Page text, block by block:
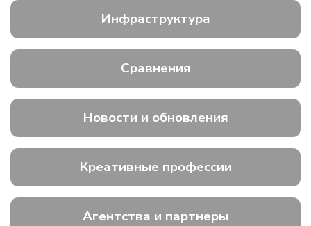
Инфраструктура
Сравнения
Новости и обновления
Креативные профессии
Агентства и партнеры